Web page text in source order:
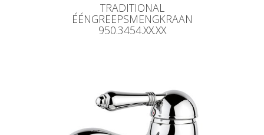
TRADITIONAL
ÉÉNGREEPSMENGKRAAN
950.3454.XX.XX